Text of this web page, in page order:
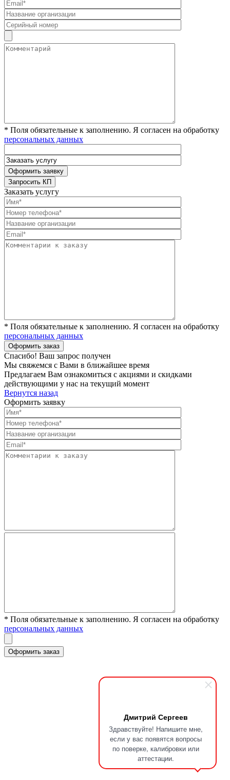
Дмитрий Сергеев
Здравствуйте! Напишите мне,
если у вас появятся вопросы
по поверке, калибровки или
аттестации.
* Поля обязательные к заполнению. Я согласен на обработку
персональных данных
Заказать услугу
* Поля обязательные к заполнению. Я согласен на обработку
персональных данных
Спасибо! Ваш запрос получен
Мы свяжемся с Вами в ближайшее время
Предлагаем Вам ознакомиться с акциями и скидками
действующими у нас на текущий момент
Вернутся назад
Оформить заявку
* Поля обязательные к заполнению. Я согласен на обработку
персональных данных